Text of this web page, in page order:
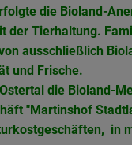
die Bioland-
Tierhaltung.
ausschließlich
und Frische.
die Bioland-
"Martinshof
in